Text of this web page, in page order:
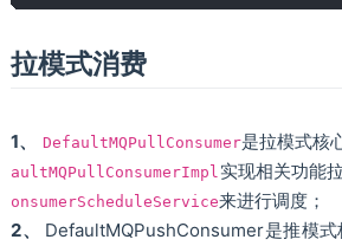
拉模式消费
1、 DefaultMQPullConsumer是拉模式核
aultMQPullConsumerImpl 实现相关功能
onsumerScheduleService来进行调度；
2、
DefaultMQPushConsumer是推模